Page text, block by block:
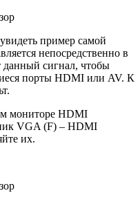
пример самой
непосредственно в
данный сигнал, чтобы
порты HDMI или AV. К
мониторе HDMI
VGA (F) – HDMI
их.